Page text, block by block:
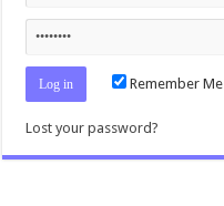
Remember Me
Lost your password?